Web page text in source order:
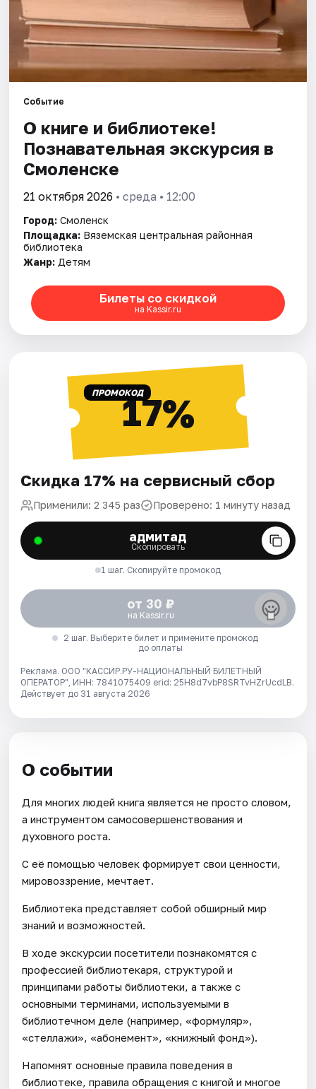
Событие
О книге и библиотеке!
Познавательная экскурсия в
Смоленске
21 октября 2026 • среда • 12:00
Город: Смоленск
Площадка: Вяземская центральная районная
библиотека
Жанр: Детям
Билеты со скидкой
на Kassir.ru
ПРОМОКОД17%
Скидка 17% на сервисный сбор
Применили: 2 345 раз Проверено: 1 минуту назад
адмитад
Скопировать
1 шаг. Скопируйте промокод
от 30 ₽
на Kassir.ru
2 шаг. Выберите билет и примените промокод
до оплаты
Реклама. ООО "КАССИР.РУ-НАЦИОНАЛЬНЫЙ БИЛЕТНЫЙ
ОПЕРАТОР", ИНН: 7841075409 erid: 25H8d7vbP8SRTvHZrUcdLB.
Действует до 31 августа 2026
О событии
Для многих людей книга является не просто словом,
а инструментом самосовершенствования и
духовного роста.
С её помощью человек формирует свои ценности,
мировоззрение, мечтает.
Библиотека представляет собой обширный мир
знаний и возможностей.
В ходе экскурсии посетители познакомятся с
профессией библиотекаря, структурой и
принципами работы библиотеки, а также с
основными терминами, используемыми в
библиотечном деле (например, «формуляр»,
«стеллажи», «абонемент», «книжный фонд»).
Напомнят основные правила поведения в
библиотеке, правила обращения с книгой и многое